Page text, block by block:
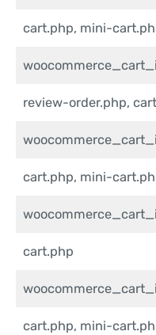
cart.php, mini-
review-order.php,
cart.php, mini-
cart.php
cart.php, mini-